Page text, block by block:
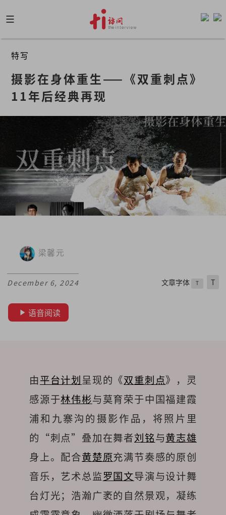
to
content
特写
摄影在身体重生——《双重刺点》
11年后经典再现
梁馨元
December 6, 2024 文章字体 T T
语音阅读
由平台计划呈现的《双重刺点》，灵
感源于林伟彬与莫育荣于中国福建霞
浦和九寨沟的摄影作品，将照片里
的“刺点”叠加在舞者刘铭与黄志雄
身上。配合黄楚原充满节奏感的原创
音乐，艺术总监罗国文导演与设计舞
台灯光；浩瀚广袤的自然景观，凝练